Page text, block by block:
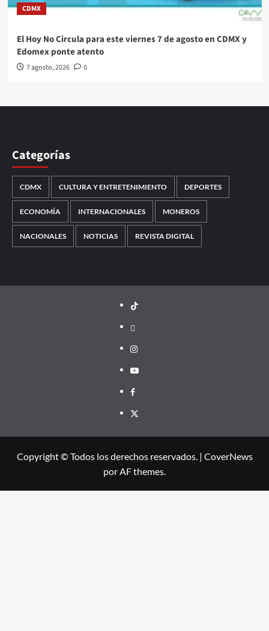
CDMX
El Hoy No Circula para este viernes 7 de agosto en CDMX y
Edomex ponte atento
7 agosto, 2026 0
Categorías
CDMX CULTURA Y ENTRETENIMIENTO DEPORTES
ECONOMÍA INTERNACIONALES MONEROS
NACIONALES NOTICIAS REVISTA DIGITAL
TikTok
threads
Instagram
Youtube
Facebook
X
Copyright © Todos los derechos reservados. | CoverNews
por AF themes.